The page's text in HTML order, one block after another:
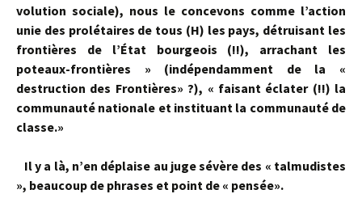
volution sociale), nous le concevons comme l’action
unie des prolétaires de tous (H) les pays, détruisant les
frontières de l’État bourgeois (!!), ar­rachant les
poteaux-frontières » (indépendamment de la «
destruction des Frontières» ?), « faisant éclater (!!) la
communauté nationale et instituant la communauté de
classe.»
Il y a là, n’en déplaise au juge sévère des « talmudistes
», beaucoup de phrases et point de « pensée».